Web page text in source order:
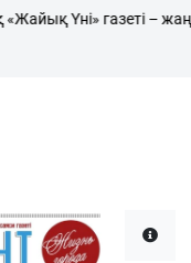
(Фрунзе)
Үні» газеті –